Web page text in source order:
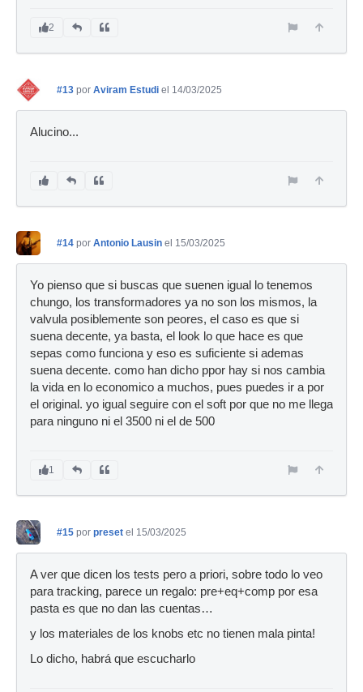
2
#13 por Aviram Estudi el 14/03/2025
Alucino...
#14 por Antonio Lausin el 15/03/2025
Yo pienso que si buscas que suenen igual lo tenemos
chungo, los transformadores ya no son los mismos, la
valvula posiblemente son peores, el caso es que si
suena decente, ya basta, el look lo que hace es que
sepas como funciona y eso es suficiente si ademas
suena decente. como han dicho ppor hay si nos cambia
la vida en lo economico a muchos, pues puedes ir a por
el original. yo igual seguire con el soft por que no me llega
para ninguno ni el 3500 ni el de 500
1
#15 por preset el 15/03/2025
A ver que dicen los tests pero a priori, sobre todo lo veo
para tracking, parece un regalo: pre+eq+comp por esa
pasta es que no dan las cuentas…
y los materiales de los knobs etc no tienen mala pinta!
Lo dicho, habrá que escucharlo